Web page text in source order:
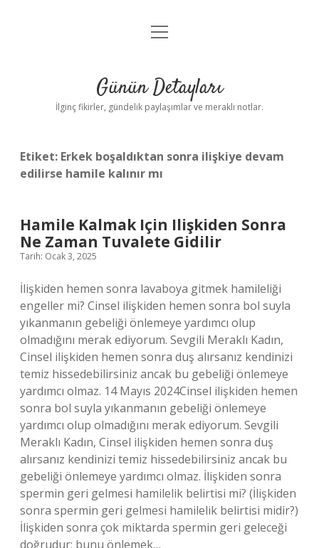
Gizlilik Politikası
Yasal Uyarı
menüyü
Günün Detayları
İlginç fikirler, gündelik paylaşımlar ve meraklı notlar.
Etiket: Erkek boşaldıktan sonra ilişkiye devam
edilirse hamile kalınır mı
Hamile Kalmak Için Ilişkiden Sonra
Ne Zaman Tuvalete Gidilir
Tarih: Ocak 3, 2025
İlişkiden hemen sonra lavaboya gitmek hamileliği
engeller mi? Cinsel ilişkiden hemen sonra bol suyla
yıkanmanın gebeliği önlemeye yardımcı olup
olmadığını merak ediyorum. Sevgili Meraklı Kadın,
Cinsel ilişkiden hemen sonra duş alırsanız kendinizi
temiz hissedebilirsiniz ancak bu gebeliği önlemeye
yardımcı olmaz. 14 Mayıs 2024Cinsel ilişkiden hemen
sonra bol suyla yıkanmanın gebeliği önlemeye
yardımcı olup olmadığını merak ediyorum. Sevgili
Meraklı Kadın, Cinsel ilişkiden hemen sonra duş
alırsanız kendinizi temiz hissedebilirsiniz ancak bu
gebeliği önlemeye yardımcı olmaz. İlişkiden sonra
spermin geri gelmesi hamilelik belirtisi mi? (İlişkiden
sonra spermin geri gelmesi hamilelik belirtisi midir?)
İlişkiden sonra çok miktarda spermin geri geleceği
doğrudur; bunu önlemek…